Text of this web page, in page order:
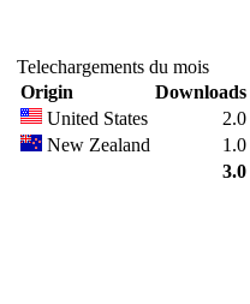
Telechargements du mois
Origin
Downloads
United States
2.0
New Zealand
1.0
3.0